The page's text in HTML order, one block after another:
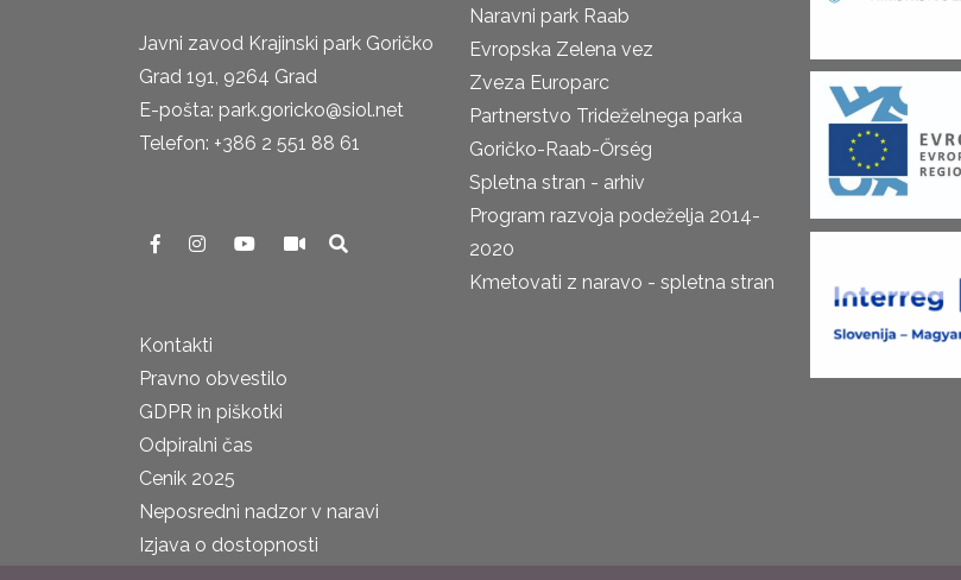
Javni zavod Krajinski park Goričko
Grad 191, 9264 Grad
E-pošta: park.goricko@siol.net
Telefon: +386 2 551 88 61
Kontakti
Pravno obvestilo
GDPR in piškotki
Odpiralni čas
Cenik 2025
Neposredni nadzor v naravi
Izjava o dostopnosti
Naravni park Raab
Evropska Zelena vez
Zveza Europarc
Partnerstvo Trideželnega parka
Goričko-Raab-Őrség
Spletna stran - arhiv
Program razvoja podeželja 2014-
2020
Kmetovati z naravo - spletna stran